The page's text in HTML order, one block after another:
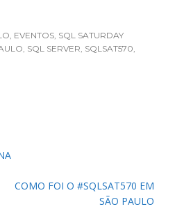
, EVENTOS, SQL SATURDAY
, SQL SERVER, SQLSAT570,
COMO FOI O #SQLSAT570 EM
SÃO PAULO